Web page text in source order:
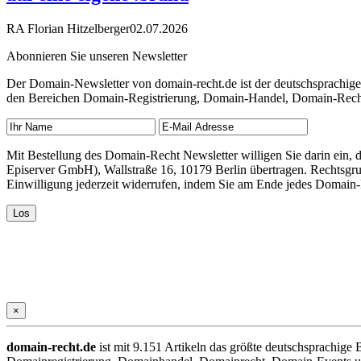
RA Florian Hitzelberger02.07.2026
Abonnieren Sie unseren Newsletter
Der Domain-Newsletter von domain-recht.de ist der
den Bereichen Domain-Registrierung, Domain-Handel, Domain-
Mit Bestellung des Domain-Recht Newsletter willigen Sie darin ein,
Episerver GmbH), Wallstraße 16, 10179 Berlin übertragen.
Einwilligung jederzeit widerrufen, indem Sie am Ende jedes
×
domain-recht.de ist mit 9.151 Artikeln das größte